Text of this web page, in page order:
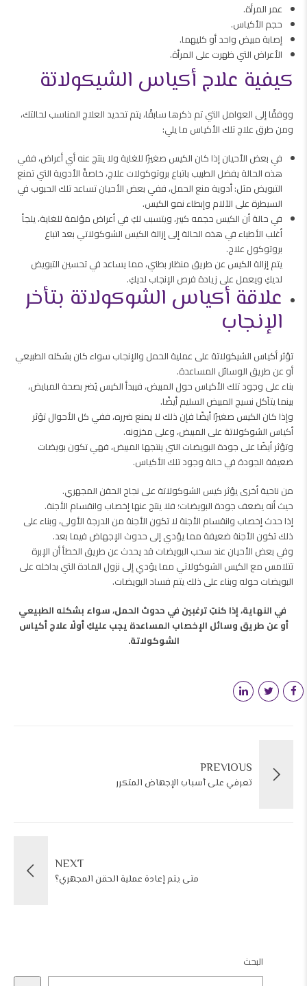
عمر المرأة.
حجم الأكياس.
إصابة مبيض واحد أو كليهما.
الأعراض التي ظهرت على المرأة.
كيفية علاج أكياس الشيكولاتة
ووفقًا إلى العوامل التي تم ذكرها سابقًا، يتم تحديد العلاج المناسب لحالتك،
ومن طرق علاج تلك الأكياس ما يلي:
في بعض الأحيان إذا كان الكيس صغيرًا للغاية ولا ينتج عنه أي أعراض، ففي
هذه الحالة يفضل الطبيب باتباع بروتوكولات علاج، خاصةً الأدوية التي تمنع
التبويض مثل: أدوية منع الحمل، ففي بعض الأحيان تساعد تلك الحبوب في
السيطرة على الآلام وإبطاء نمو الكيس.
في حالة أن الكيس حجمه كبير، ويتسبب لكِ في أعراض مؤلمة للغاية، يلجأ
أغلب الأطباء في هذه الحالة إلى إزالة الكيس الشوكولاتي بعد اتباع
بروتوكول علاج.
يتم إزالة الكيس عن طريق منظار بطني، مما يساعد في تحسين التبويض
لديكِ ويعمل على زيادة فرص الإنجاب لديكِ.
علاقة أكياس الشوكولاتة بتأخر
الإنجاب
تؤثر أكياس الشيكولاتة على عملية الحمل والإنجاب سواء كان بشكله الطبيعي
أو عن طريق الوسائل المساعدة.
بناء على وجود تلك الأكياس حول المبيض، فيبدأ الكيس يُضر بصحة المبايض،
بينما يتآكل نسيج المبيض السليم أيضًا.
وإذا كان الكيس صغيرًا أيضًا فإن ذلك لا يمنع ضرره، ففي كل الأحوال تؤثر
أكياس الشوكولاتة على المبيض، وعلى مخزونه.
وتؤثر أيضًا على جودة البويضات التي ينتجها المبيض، فهي تكون بويضات
ضعيفة الجودة في حالة وجود تلك الأكياس.
من ناحية أخرى يؤثر كيس الشوكولاتة على نجاح الحقن المجهري.
حيث أنه يضعف جودة البويضات؛ فلا ينتج عنها إخصاب وانقسام الأجنة.
إذا حدث إخصاب وانقسام الأجنة لا تكون الأجنة من الدرجة الأولى، وبناء على
ذلك تكون الأجنة ضعيفة مما يؤدي إلى حدوث الإجهاض فيما بعد.
وفي بعض الأحيان عند سحب البويضات قد يحدث عن طريق الخطأ أن الإبرة
تتلامس مع الكيس الشوكولاتي مما يؤدي إلى نزول المادة التي بداخله على
البويضات حوله وبناء على ذلك يتم فساد البويضات.
في النهاية، إذا كنتِ ترغبين في حدوث الحمل، سواء بشكله الطبيعي
أو عن طريق وسائل الإخصاب المساعدة يجب عليكِ أولًا علاج أكياس
الشوكولاتة.
PREVIOUS
تعرفي على أسباب الإجهاض المتكرر
NEXT
متى يتم إعادة عملية الحقن المجهري؟
البحث